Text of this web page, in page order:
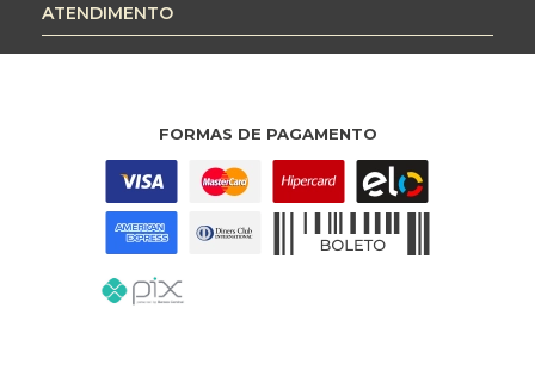
ATENDIMENTO
FORMAS DE PAGAMENTO